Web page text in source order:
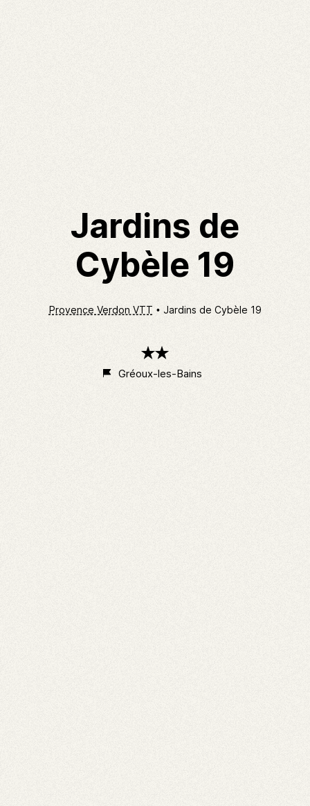
Jardins de
Cybèle 19
Provence Verdon VTT Jardins de Cybèle 19
étoiles
Gréoux-les-Bains